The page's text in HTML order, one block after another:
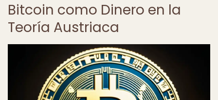
Bitcoin como Dinero en la
Teoría Austriaca